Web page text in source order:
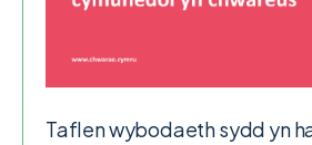
Taflen wybodaeth sydd yn